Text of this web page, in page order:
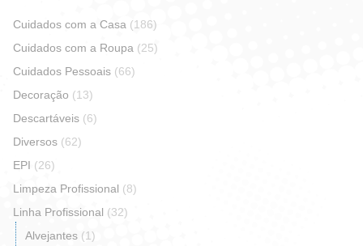
Cuidados com a Casa (186)
Cuidados com a Roupa (25)
Cuidados Pessoais (66)
Decoração (13)
Descartáveis (6)
Diversos (62)
EPI (26)
Limpeza Profissional (8)
Linha Profissional (32)
Alvejantes (1)